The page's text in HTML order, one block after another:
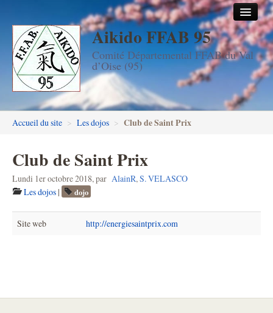
Aikido FFAB 95
Comité Départemental FFAB du Val
d’Oise (95)
Accueil
Les dojos
Stages
Les enseignants
Aïkido enfants & ados
Inscription DAN en ligne
Accueil du site > Les dojos > Club de Saint Prix
Club de Saint Prix
Lundi 1er octobre 2018,par AlainR,S. VELASCO
Les dojos | dojo
Site web http://energiesaintprix.com